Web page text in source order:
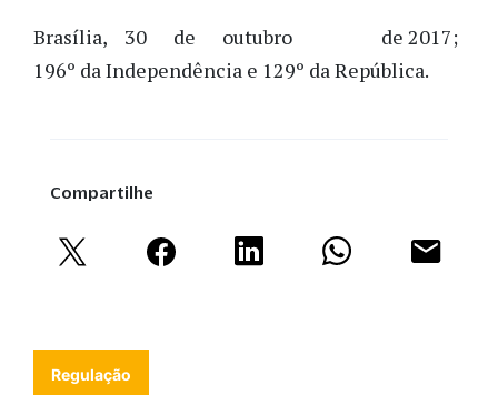
Brasília, 30 de outubro de 2017;
196º da Independência e 129º da República.
Compartilhe
Regulação